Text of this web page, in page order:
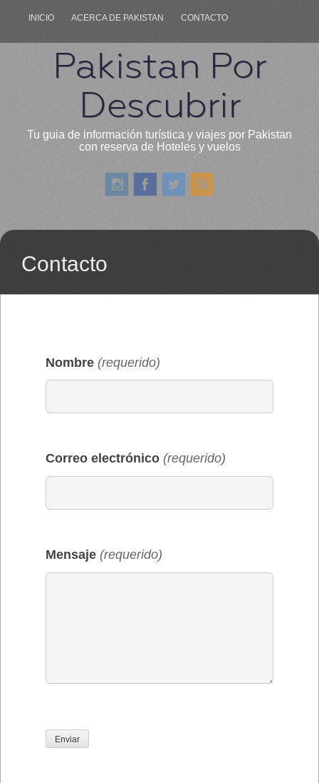
INICIO ACERCA DE PAKISTAN CONTACTO
Pakistan Por
Descubrir
Tu guia de información turística y viajes por Pakistan
con reserva de Hoteles y vuelos
Contacto
Nombre (requerido)
Correo electrónico (requerido)
Mensaje (requerido)